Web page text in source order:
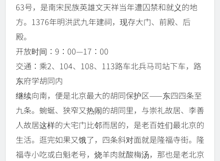
63号，是南宋民族英雄文天祥当年遭囚禁和就义的地
方。1376年明洪武九年建祠，现存大门、前殿、后
殿。
开放时间：9：00—17：00
交通：乘2、104、108、113路车北兵马司站下车，路
东府学胡同内
继续向南，便是北京最大的胡同保护区——东四四条至
九条。蜿蜒、狭窄又热闹的胡同里，与崇礼故居、李善
人故居这样的大宅门比邻而居的，是老百姓们最北京的
生活。逛完如果又饿了，四条斜对面就是隆福寺街。隆
福寺小吃或白魁老号，烧羊肉就酸梅汤，那也是老北京